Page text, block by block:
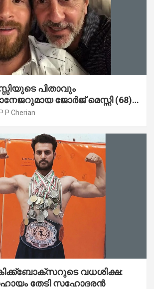
പിതാവും
ജോർജ് മെസ്സി (68)
P P Cherian
വധശിക്ഷ:
തേടി സഹോദരൻ